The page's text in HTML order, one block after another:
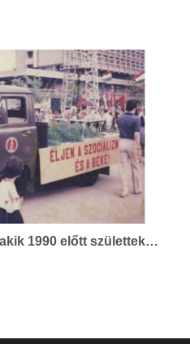
1990 előtt születtek…